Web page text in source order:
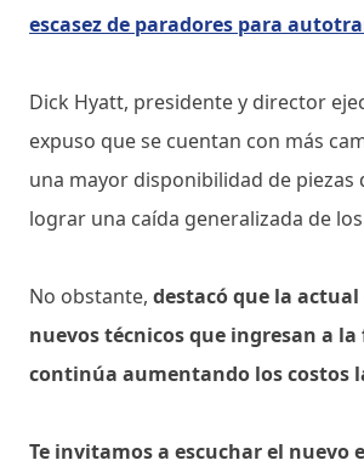
escasez de paradores para
Dick Hyatt, presidente y director
expuso que se cuentan con más
una mayor disponibilidad de piezas
lograr una caída generalizada de
No obstante, destacó que la actual
nuevos técnicos que ingresan a
continúa aumentando los costos
Te invitamos a escuchar el nuevo